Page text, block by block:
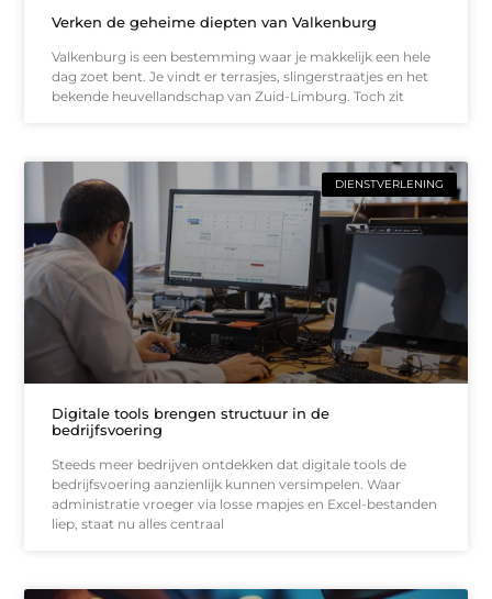
Verken de geheime diepten van Valkenburg
Valkenburg is een bestemming waar je makkelijk een hele
dag zoet bent. Je vindt er terrasjes, slingerstraatjes en het
bekende heuvellandschap van Zuid-Limburg. Toch zit
DIENSTVERLENING
Digitale tools brengen structuur in de
bedrijfsvoering
Steeds meer bedrijven ontdekken dat digitale tools de
bedrijfsvoering aanzienlijk kunnen versimpelen. Waar
administratie vroeger via losse mapjes en Excel-bestanden
liep, staat nu alles centraal